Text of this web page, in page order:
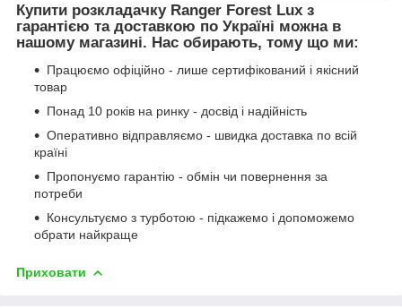
Купити розкладачку Ranger Forest Lux з
гарантією та доставкою по Україні можна в
нашому магазині. Нас обирають, тому що ми:
Працюємо офіційно - лише сертифікований і якісний
товар
Понад 10 років на ринку - досвід і надійність
Оперативно відправляємо - швидка доставка по всій
країні
Пропонуємо гарантію - обмін чи повернення за
потреби
Консультуємо з турботою - підкажемо і допоможемо
обрати найкраще
Приховати